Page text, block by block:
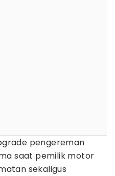
pengereman
saat pemilik motor
sekaligus